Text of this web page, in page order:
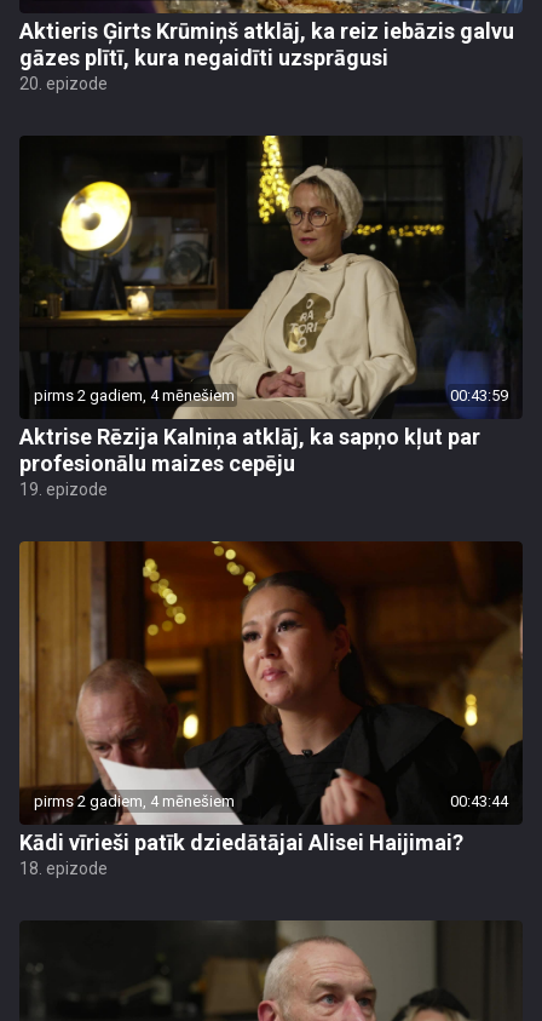
Aktieris Ģirts Krūmiņš atklāj, ka reiz iebāzis galvu
gāzes plītī, kura negaidīti uzsprāgusi
20. epizode
pirms 2 gadiem, 4 mēnešiem 00:43:59
Aktrise Rēzija Kalniņa atklāj, ka sapņo kļut par
profesionālu maizes cepēju
19. epizode
pirms 2 gadiem, 4 mēnešiem 00:43:44
Kādi vīrieši patīk dziedātājai Alisei Haijimai?
18. epizode